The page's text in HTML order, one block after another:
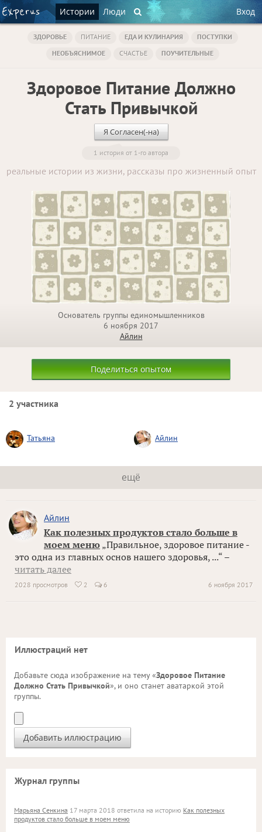
Истории Люди Вход
ЗДОРОВЬЕ ПИТАНИЕ ЕДА И КУЛИНАРИЯ
ПОСТУПКИ
НЕОБЪЯСНИМОЕ
СЧАСТЬЕ ПОУЧИТЕЛЬНЫЕ
Здоровое Питание Должно
Стать Привычкой
Я Согласен(-на)
1 история от 1-го автора
реальные истории из жизни, рассказы про жизненный опыт
Основатель группы единомышленников
6 ноября 2017
Айлин
Поделиться опытом
2 участника
Татьяна Айлин
ещё
Айлин
Как полезных продуктов стало больше в
моем меню „Правильное, здоровое питание -
это одна из главных основ нашего здоровья, ...“ –
читать далее
6 ноября 2017
2028 просмотров  2 6
Иллюстраций нет
Добавьте сюда изображение на тему «Здоровое Питание
Должно Стать Привычкой», и оно станет аватаркой этой
группы.
Журнал группы
Марьяна Сенкина 17 марта 2018 ответила на историю Как полезных
продуктов стало больше в моем меню